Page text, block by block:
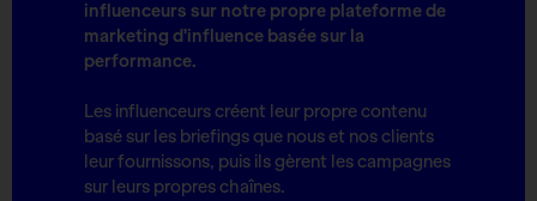
influenceurs sur notre propre plateforme de
marketing d'influence basée sur la
performance.
Les influenceurs créent leur propre contenu
basé sur les briefings que nous et nos clients
leur fournissons, puis ils gèrent les campagnes
sur leurs propres chaînes.